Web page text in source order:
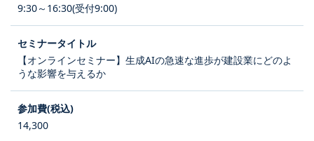
9:30～16:30(受付9:00)
【オンラインセミナー】生成AIの急速な進歩が建設業にどのよ
うな影響を与えるか
14,300